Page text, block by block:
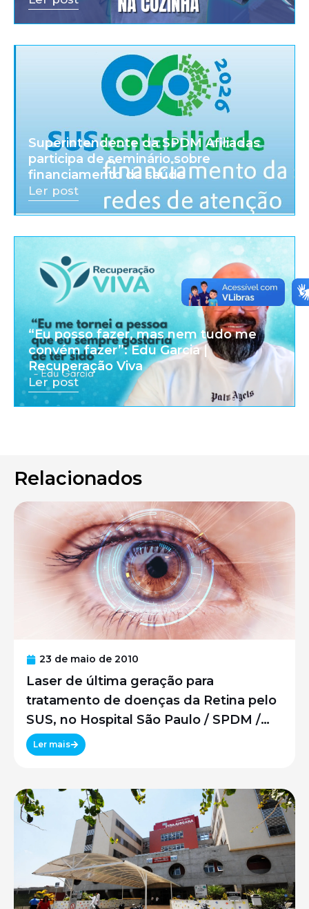
Superintendente da SPDM Afiliadas
participa de seminário sobre
financiamento da saúde
Ler post
“Eu posso fazer, mas nem tudo me
convém fazer”: Edu Garcia |
Recuperação Viva
Ler post
Relacionados
23 de maio de 2010
Laser de última geração para
tratamento de doenças da Retina pelo
SUS, no Hospital São Paulo / SPDM /
UNIFESP
Ler mais